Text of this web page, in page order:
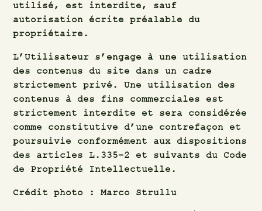
utilisé, est interdite, sauf
autorisation écrite préalable du
propriétaire.
L’Utilisateur s’engage à une utilisation
des contenus du site dans un cadre
strictement privé. Une utilisation des
contenus à des fins commerciales est
strictement interdite et sera considérée
comme constitutive d’une contrefaçon et
poursuivie conformément aux dispositions
des articles L.335-2 et suivants du Code
de Propriété Intellectuelle.
Crédit photo : Marco Strullu